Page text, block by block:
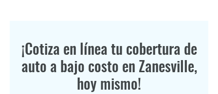
¡Cotiza en línea tu cobertura de
auto a bajo costo en Zanesville,
hoy mismo!